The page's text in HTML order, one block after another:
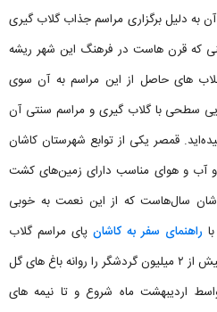
به دلیل برگزاری مراسم جذاب گلاب گیری
که قرن هاست در فرهنگ این شهر ریشه
های حاصل از این مراسم به آن سوی
سطحی با گلاب گیری و مراسم سنتی آن
قمصر یکی از توابع شهرستان کاشان
و هوای مناسب دارای زمین‌های کشت
سال‌هاست که از این نعمت به خوبی
راهنمای سفر به کاشانپای مراسم گلاب
گیری می‌کشاند. این جشن بهاری که بیش از ۲ میلیون گردشگر را روانه باغ های گل
اردیبهشت ماه شروع و تا نیمه های